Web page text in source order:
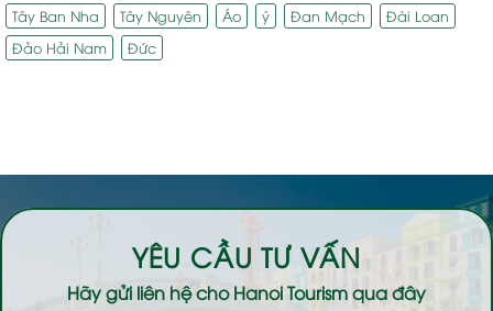
Tây Ban Nha
Tây Nguyên Áo ý Đan Mạch
Đài Loan
Đảo Hải Nam
Đức
YÊU CẦU TƯ VẤN
Hãy gửi liên hệ choHanoi Tourismqua đây